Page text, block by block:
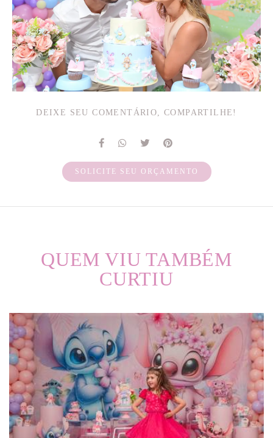
DEIXE SEU COMENTÁRIO, COMPARTILHE!
SOLICITE SEU ORÇAMENTO
QUEM VIU TAMBÉM
CURTIU